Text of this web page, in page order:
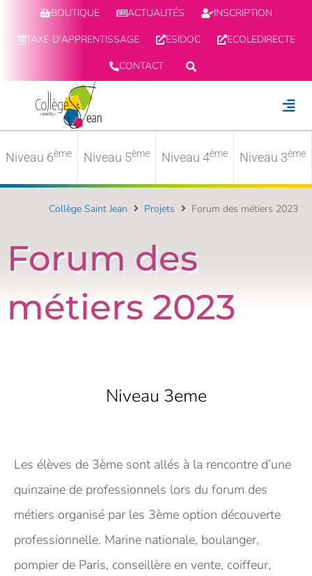
BOUTIQUE ACTUALITÉS
INSCRIPTION
TAXE D'APPRENTISSAGE
ESIDOC
ECOLEDIRECTE
CONTACT
Niveau 6ème Niveau 5ème Niveau 4ème Niveau 3ème
Collège Saint Jean Projets Forum des métiers 2023
Forum des
métiers 2023
Niveau 3eme
Les élèves de 3ème sont allés à la rencontre d’une
quinzaine de professionnels lors du forum des
métiers organisé par les 3ème option découverte
professionnelle. Marine nationale, boulanger,
pompier de Paris, conseillère en vente, coiffeur,